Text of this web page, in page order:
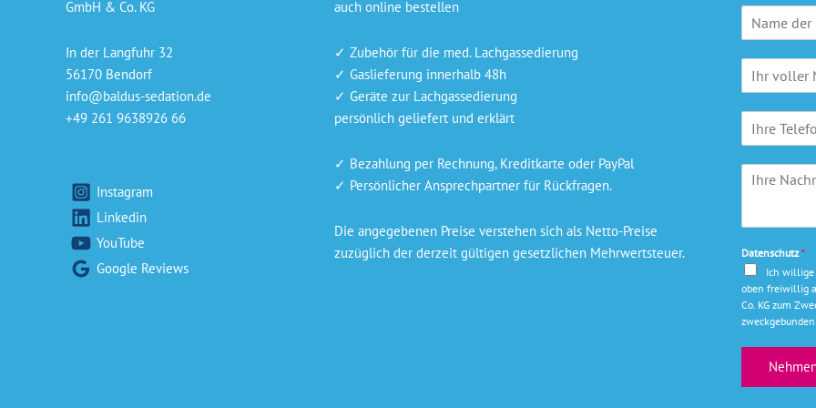
GmbH & Co. KG
In der Langfuhr 32
56170 Bendorf
info@baldus-sedation.de
+49 261 9638926 66
Instagram
Linkedin
YouTube
Google Reviews
auch online bestellen
✓ Zubehör für die med. Lachgassedierung
✓ Gaslieferung innerhalb 48h
✓ Geräte zur Lachgassedierung
persönlich geliefert und erklärt
✓ Bezahlung per Rechnung, Kreditkarte oder PayPal
✓ Persönlicher Ansprechpartner für Rückfragen.
Die angegebenen Preise verstehen sich als Netto-Preise
zuzüglich der derzeit gültigen gesetzlichen Mehrwertsteuer.
a
n
e
N
a
c
h
r
t
Datenschutz*
Ich willige
oben freiwillig
Co. KG zum